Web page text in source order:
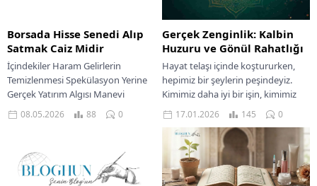
Borsada Hisse Senedi Alıp
Satmak Caiz Midir
İçindekiler Haram Gelirlerin
Temizlenmesi Spekülasyon Yerine
Gerçek Yatırım Algısı Manevi
Sorumluluk Ve Helal Kazanç Bilinci
İslam, müminlerin hayatının her
08.05.2026 88 0
Gerçek Zenginlik: Kalbin
Huzuru ve Gönül Rahatlığı
Hayat telaşı içinde koştururken,
hepimiz bir şeylerin peşindeyiz.
Kimimiz daha iyi bir işin, kimimiz
daha büyük bir evin, kimimiz ise...
17.01.2026 145 0